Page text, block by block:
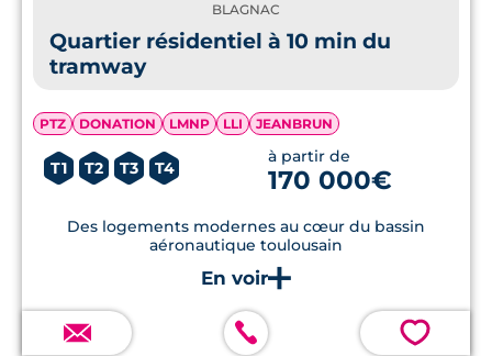
BLAGNAC
Quartier résidentiel à 10 min du
tramway
PTZ DONATION LMNP LLI JEANBRUN
T1 T2 T3 T4
à partir de
170 000€
Des logements modernes au cœur du bassin
aéronautique toulousain
💗